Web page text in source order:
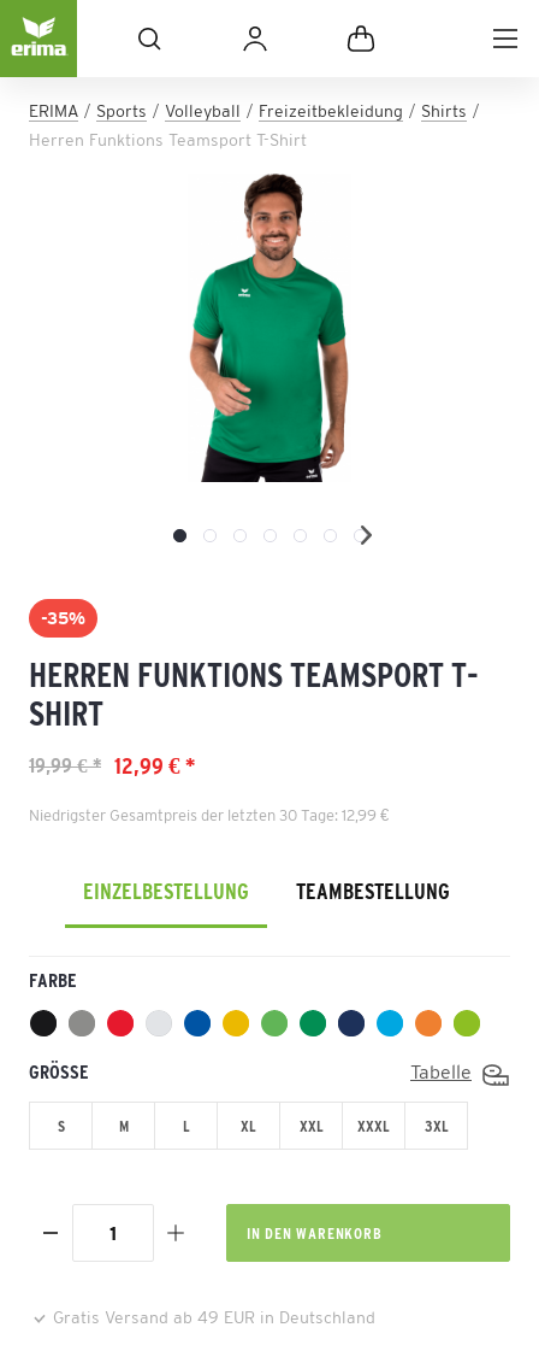
ERIMA Sports Volleyball Freizeitbekleidung
Shirts
Herren Funktions Teamsport T-Shirt
-35%
HERREN FUNKTIONS TEAMSPORT T-
SHIRT
12,99 € *
19,99 € *
Niedrigster Gesamtpreis der letzten 30 Tage: 12,99 €
EINZELBESTELLUNG TEAMBESTELLUNG
FARBE
GRÖSSE Tabelle
S M L XL XXL XXXL 3XL
IN DEN WARENKORB
Gratis Versand ab 49 EUR in Deutschland